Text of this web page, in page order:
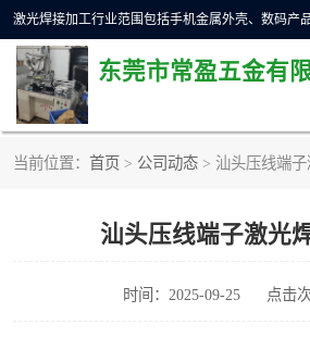
东莞市常盈五金有
当前位置： 首页 > 公司动态 > 汕头压线端
汕头压线端子激光
时间：2025-09-25 点击
铝合金产品激光焊接 铁制
紫铜产品激光焊接 铁螺